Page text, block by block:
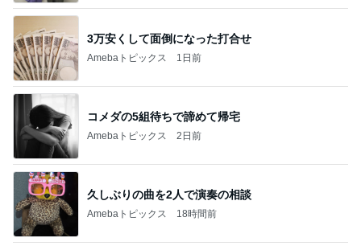
3万安くして面倒になった打合せ
Amebaトピックス 1日前
コメダの5組待ちで諦めて帰宅
Amebaトピックス 2日前
久しぶりの曲を2人で演奏の相談
Amebaトピックス 18時間前